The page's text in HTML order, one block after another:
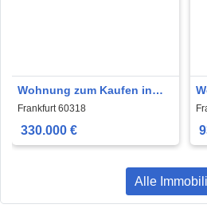
Wohnung zum Kaufen in
Frankfurt 330.000 € 54 m²
Frankfurt 60318
330.000 €
Alle